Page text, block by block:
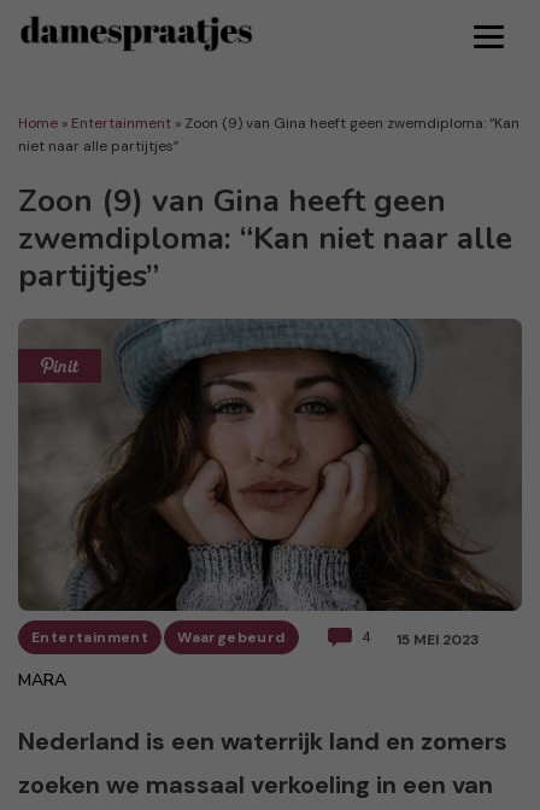
Home » Entertainment » Zoon (9) van Gina heeft geen zwemdiploma: “Kan
niet naar alle partijtjes”
Zoon (9) van Gina heeft geen
zwemdiploma: “Kan niet naar alle
partijtjes”
Entertainment Waargebeurd 4 15 MEI 2023
MARA
Nederland is een waterrijk land en zomers
zoeken we massaal verkoeling in een van